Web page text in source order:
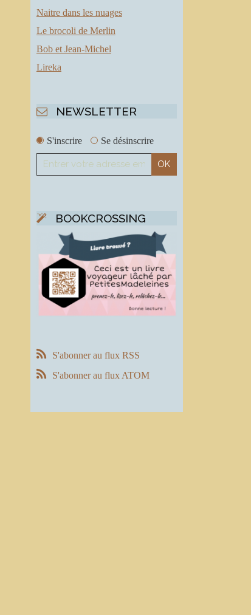
Naitre dans les nuages
Le brocoli de Merlin
Bob et Jean-Michel
Lireka
NEWSLETTER
S'inscrire Se désinscrire
BOOKCROSSING
S'abonner au flux RSS
S'abonner au flux ATOM